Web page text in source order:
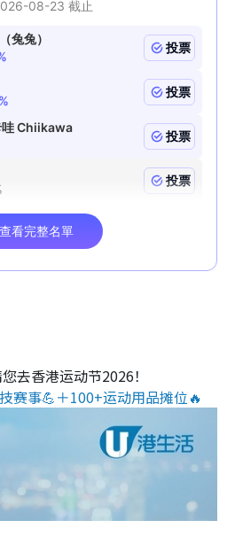
去香港运动节2026！
赛事💪＋100+运动用品摊位🔥